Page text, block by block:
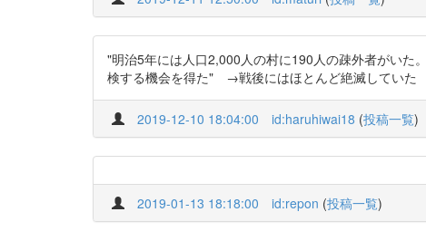
"明治5年には人口2,000人の村に190人の疎外者がいた
検する機会を得た" →戦後にはほとんど絶滅していた
2019-12-10 18:04:00 id:haruhiwai18 (投稿一覧)
2019-01-13 18:18:00 id:repon (投稿一覧)